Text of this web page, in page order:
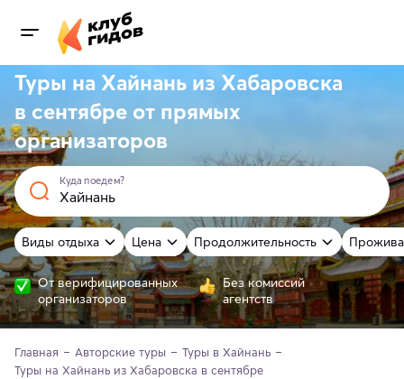
Туры на Хайнань из Хабаровска
в сентябре от прямых
организаторов
Куда поедем?
Виды отдыха Цена Продолжительность
От верифицированных
организаторов
Без комиссий
агентств
Главная Авторские туры
Туры в Хайнань
Туры на Хайнань из Хабаровска в сентябре